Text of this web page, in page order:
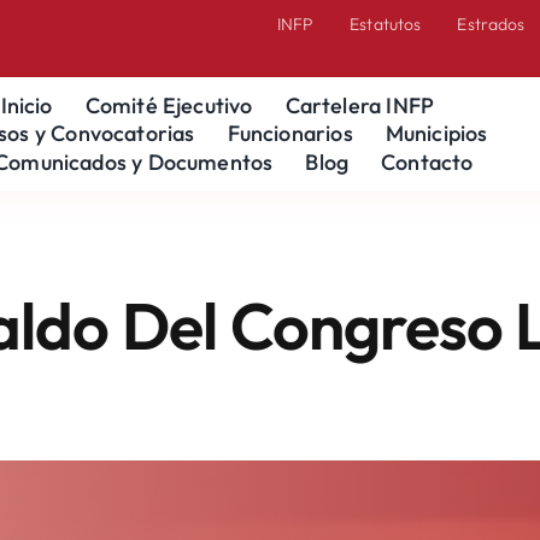
INFP Estatutos Estrados
Inicio Comité Ejecutivo
Cartelera INFP
y Convocatorias
Funcionarios
Municipios
y Documentos
Blog Contacto
Congreso Local